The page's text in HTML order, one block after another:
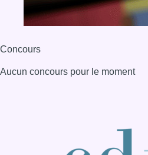
Concours
Aucun concours pour le moment